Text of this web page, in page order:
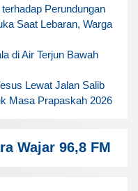
Perundungan
Saat Lebaran, Warga
di Air Terjun Bawah
Lewat Jalan Salib
Masa Prapaskah 2026
Wajar 96,8 FM